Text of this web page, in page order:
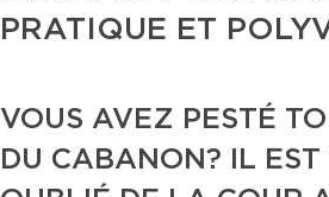
PRATIQUE ET
VOUS AVEZ PESTÉ
DU CABANON? IL EST